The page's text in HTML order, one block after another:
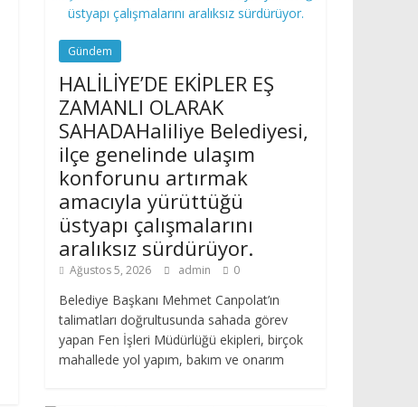
Gündem
HALİLİYE’DE EKİPLER EŞ
ZAMANLI OLARAK
SAHADAHaliliye Belediyesi,
ilçe genelinde ulaşım
konforunu artırmak
amacıyla yürüttüğü
üstyapı çalışmalarını
aralıksız sürdürüyor.
Ağustos 5, 2026 admin 0
Belediye Başkanı Mehmet Canpolat’ın
talimatları doğrultusunda sahada görev
yapan Fen İşleri Müdürlüğü ekipleri, birçok
mahallede yol yapım, bakım ve onarım